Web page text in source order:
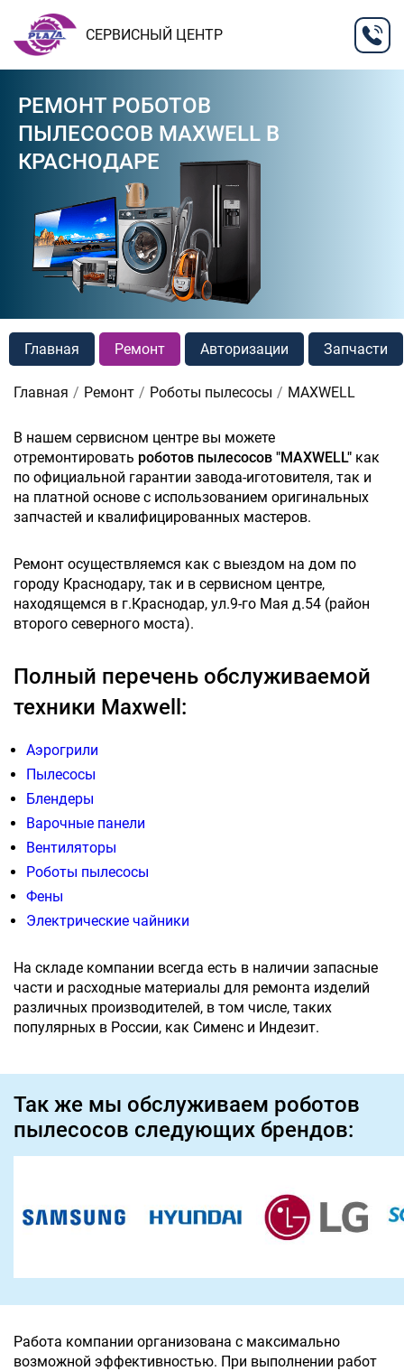
СЕРВИСНЫЙ ЦЕНТР
РЕМОНТ РОБОТОВ
ПЫЛЕСОСОВ MAXWELL В
КРАСНОДАРЕ
Главная Ремонт Авторизации Запчасти
Главная Ремонт Роботы пылесосы MAXWELL
В нашем сервисном центре вы можете
отремонтировать роботов пылесосов "MAXWELL" как
по официальной гарантии завода-иготовителя, так и
на платной основе с использованием оригинальных
запчастей и квалифицированных мастеров.
Ремонт осуществляемся как с выездом на дом по
городу Краснодару, так и в сервисном центре,
находящемся в г.Краснодар, ул.9-го Мая д.54 (район
второго северного моста).
Полный перечень обслуживаемой
техники Maxwell:
Аэрогрили
Пылесосы
Блендеры
Варочные панели
Вентиляторы
Роботы пылесосы
Фены
Электрические чайники
На складе компании всегда есть в наличии запасные
части и расходные материалы для ремонта изделий
различных производителей, в том числе, таких
популярных в России, как Сименс и Индезит.
Так же мы обслуживаем роботов
пылесосов следующих брендов:
Работа компании организована с максимально
возможной эффективностью. При выполнении работ